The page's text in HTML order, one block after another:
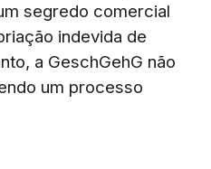
segredo comercial
indevida de
a GeschGehG não
um processo